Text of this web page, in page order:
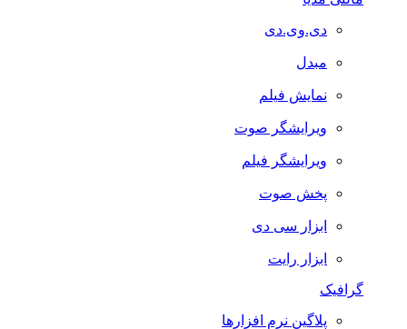
دی.وی.دی
مبدل
نمایش فیلم
ویرایشگر صوت
ویرایشگر فیلم
پخش صوت
ابزار سی دی
ابزار رایت
گرافیک
پلاگین نرم افزارها